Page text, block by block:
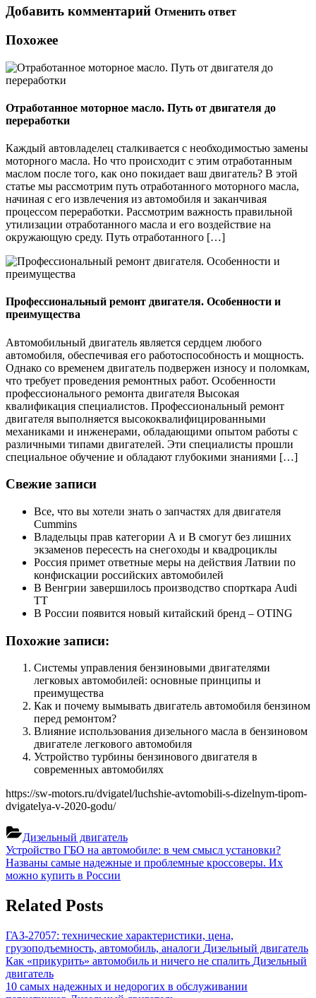
Добавить комментарий Отменить ответ
Похожее
Отработанное моторное масло. Путь от двигателя до
переработки
Каждый автовладелец сталкивается с необходимостью замены
моторного масла. Но что происходит с этим отработанным
маслом после того, как оно покидает ваш двигатель? В этой
статье мы рассмотрим путь отработанного моторного масла,
начиная с его извлечения из автомобиля и заканчивая
процессом переработки. Рассмотрим важность правильной
утилизации отработанного масла и его воздействие на
окружающую среду. Путь отработанного […]
Профессиональный ремонт двигателя. Особенности и
преимущества
Автомобильный двигатель является сердцем любого
автомобиля, обеспечивая его работоспособность и мощность.
Однако со временем двигатель подвержен износу и поломкам,
что требует проведения ремонтных работ. Особенности
профессионального ремонта двигателя Высокая
квалификация специалистов. Профессиональный ремонт
двигателя выполняется высококвалифицированными
механиками и инженерами, обладающими опытом работы с
различными типами двигателей. Эти специалисты прошли
специальное обучение и обладают глубокими знаниями […]
Свежие записи
Все, что вы хотели знать о запчастях для двигателя
Cummins
Владельцы прав категории А и В смогут без лишних
экзаменов пересесть на снегоходы и квадроциклы
Россия примет ответные меры на действия Латвии по
конфискации российских автомобилей
В Венгрии завершилось производство спорткара Audi
TT
В России появится новый китайский бренд – OTING
Похожие записи:
Системы управления бензиновыми двигателями
легковых автомобилей: основные принципы и
преимущества
Как и почему вымывать двигатель автомобиля бензином
перед ремонтом?
Влияние использования дизельного масла в бензиновом
двигателе легкового автомобиля
Устройство турбины бензинового двигателя в
современных автомобилях
https://sw-motors.ru/dvigatel/luchshie-avtomobili-s-dizelnym-tipom-
dvigatelya-v-2020-godu/
Дизельный двигатель
Навигация
по
Previous
Post:
Устройство ГБО на автомобиле: в чем смысл установки?
Next
Post:
Названы самые надежные и проблемные кроссоверы. Их
можно купить в России
Related Posts
ГАЗ-27057: технические характеристики, цена,
грузоподъемность, автомобиль, аналоги Дизельный двигатель
Как «прикурить» автомобиль и ничего не спалить Дизельный
двигатель
10 самых надежных и недорогих в обслуживании